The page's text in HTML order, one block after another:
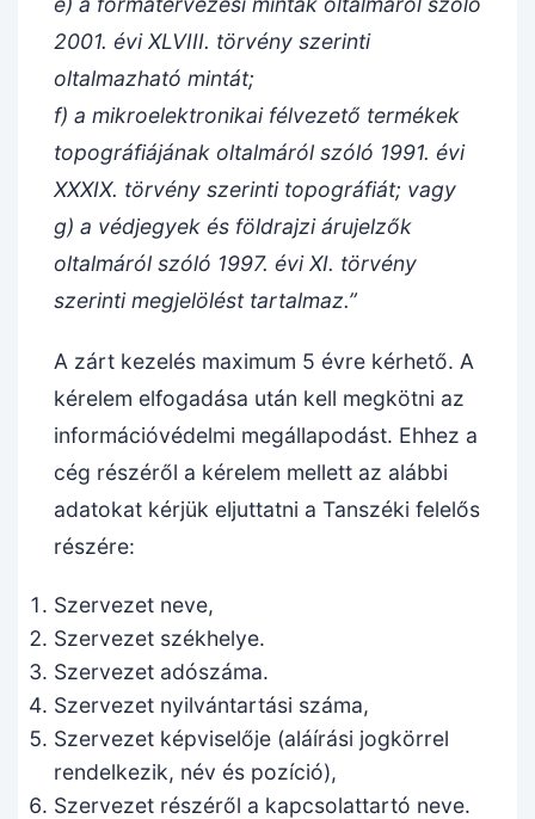
2001. évi XLVIII. törvény szerinti
oltalmazható mintát;
f) a mikroelektronikai félvezető termékek
topográfiájának oltalmáról szóló 1991. évi
XXXIX. törvény szerinti topográfiát; vagy
g) a védjegyek és földrajzi árujelzők
oltalmáról szóló 1997. évi XI. törvény
szerinti megjelölést tartalmaz.”
A zárt kezelés maximum 5 évre kérhető. A
kérelem elfogadása után kell megkötni az
információvédelmi megállapodást. Ehhez a
cég részéről a kérelem mellett az alábbi
adatokat kérjük eljuttatni a Tanszéki felelős
részére:
Szervezet neve,
Szervezet székhelye.
Szervezet adószáma.
Szervezet nyilvántartási száma,
Szervezet képviselője (aláírási jogkörrel
rendelkezik, név és pozíció),
Szervezet részéről a kapcsolattartó neve.